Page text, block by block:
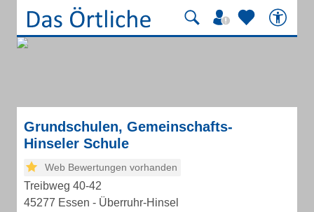
Grundschulen, Gemeinschafts-
Hinseler Schule
Web Bewertungen vorhanden
Treibweg 40-42
45277 Essen - Überruhr-Hinsel